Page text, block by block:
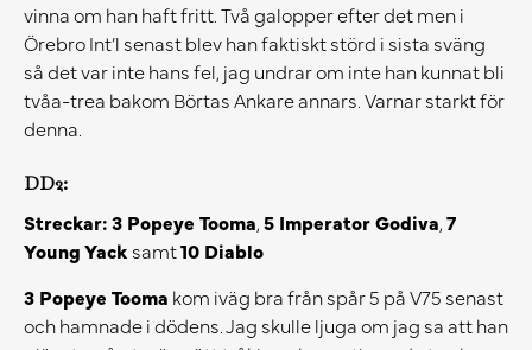
vinna om han haft fritt. Två galopper efter det men i
Örebro Int’l senast blev han faktiskt störd i sista sväng
så det var inte hans fel, jag undrar om inte han kunnat bli
tvåa-trea bakom Börtas Ankare annars. Varnar starkt för
denna.
DD2:
Streckar:3 Popeye Tooma,5 Imperator Godiva,7
Young Yack samt10 Diablo
3 Popeye Tooma kom iväg bra från spår 5 på V75 senast
och hamnade i dödens. Jag skulle ljuga om jag sa att han